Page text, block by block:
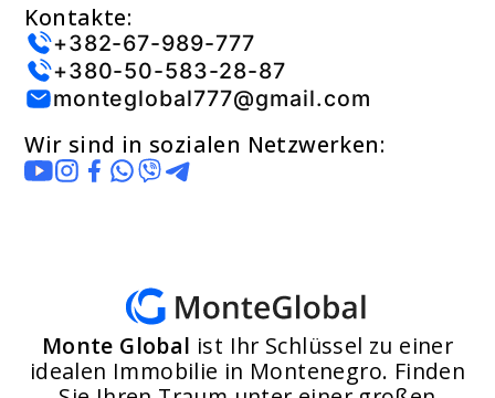
Kontakte:
+382-67-989-777
+380-50-583-28-87
monteglobal777@gmail.com
Wir sind in sozialen Netzwerken:
Monte Global ist Ihr Schlüssel zu einer
idealen Immobilie in Montenegro. Finden